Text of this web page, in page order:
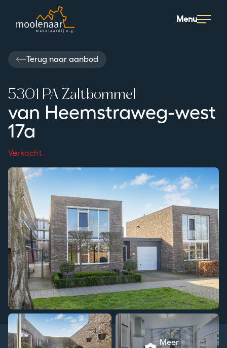
Moolenaar logo
Menu
Terug naar aanbod
van Heemstraweg-west
17a
5301 PA Zaltbommel
Verkocht
Meer